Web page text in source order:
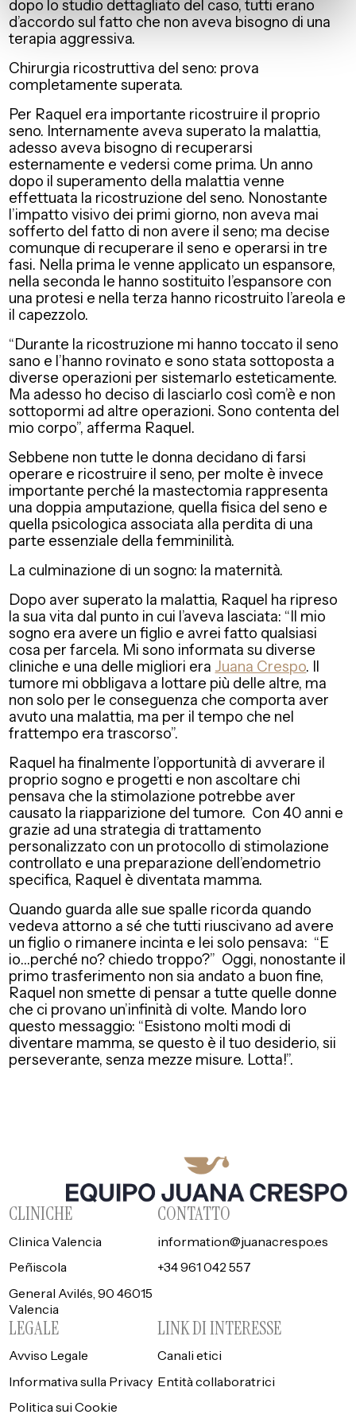
dopo lo studio dettagliato del caso, tutti erano
d’accordo sul fatto che non aveva bisogno di una
terapia aggressiva.
Chirurgia ricostruttiva del seno: prova
completamente superata.
Per Raquel era importante ricostruire il proprio
seno. Internamente aveva superato la malattia,
adesso aveva bisogno di recuperarsi
esternamente e vedersi come prima. Un anno
dopo il superamento della malattia venne
effettuata la ricostruzione del seno. Nonostante
l’impatto visivo dei primi giorno, non aveva mai
sofferto del fatto di non avere il seno; ma decise
comunque di recuperare il seno e operarsi in tre
fasi. Nella prima le venne applicato un espansore,
nella seconda le hanno sostituito l’espansore con
una protesi e nella terza hanno ricostruito l’areola e
il capezzolo.
“Durante la ricostruzione mi hanno toccato il seno
sano e l’hanno rovinato e sono stata sottoposta a
diverse operazioni per sistemarlo esteticamente.
Ma adesso ho deciso di lasciarlo così com’è e non
sottopormi ad altre operazioni. Sono contenta del
mio corpo”, afferma Raquel.
Sebbene non tutte le donna decidano di farsi
operare e ricostruire il seno, per molte è invece
importante perché la mastectomia rappresenta
una doppia amputazione, quella fisica del seno e
quella psicologica associata alla perdita di una
parte essenziale della femminilità.
La culminazione di un sogno: la maternità.
Dopo aver superato la malattia, Raquel ha ripreso
la sua vita dal punto in cui l’aveva lasciata: “Il mio
sogno era avere un figlio e avrei fatto qualsiasi
cosa per farcela. Mi sono informata su diverse
cliniche e una delle migliori era Juana Crespo. Il
tumore mi obbligava a lottare più delle altre, ma
non solo per le conseguenza che comporta aver
avuto una malattia, ma per il tempo che nel
frattempo era trascorso”.
Raquel ha finalmente l’opportunità di avverare il
proprio sogno e progetti e non ascoltare chi
pensava che la stimolazione potrebbe aver
causato la riapparizione del tumore. Con 40 anni e
grazie ad una strategia di trattamento
personalizzato con un protocollo di stimolazione
controllato e una preparazione dell’endometrio
specifica, Raquel è diventata mamma.
Quando guarda alle sue spalle ricorda quando
vedeva attorno a sé che tutti riuscivano ad avere
un figlio o rimanere incinta e lei solo pensava: “E
io…perché no? chiedo troppo?” Oggi, nonostante il
primo trasferimento non sia andato a buon fine,
Raquel non smette di pensar a tutte quelle donne
che ci provano un’infinità di volte. Mando loro
questo messaggio: “Esistono molti modi di
diventare mamma, se questo è il tuo desiderio, sii
perseverante, senza mezze misure. Lotta!”.
CLINICHE
Clinica Valencia
Peñiscola
General Avilés, 90 46015
Valencia
CONTATTO
information@juanacrespo.es
+34 961 042 557
LEGALE
Avviso Legale
Informativa sulla Privacy
Politica sui Cookie
LINK DI INTERESSE
Canali etici
Entità collaboratrici